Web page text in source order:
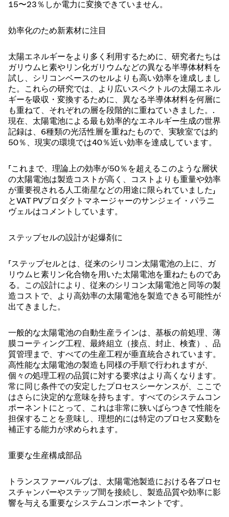
15〜23％しか電力に変換できていません。
効率化のため新素材に注目
太陽エネルギーをより多く利用するために、研究者たちは
ガリウムヒ素やリン化ガリウムなどの異なる半導体材料を
試し、シリコンベースのセルよりも高い効率を達成しまし
た。これらの研究では、より広いスペクトルの太陽エネル
ギーを吸収・変換するために、異なる半導体材料を何層に
も重ねて、それぞれの層を段階的に重ねていきました。.
現在、太陽電池による最も効率的なエネルギー生成の世界
記録は、6種類の光活性層を重ねたもので、実験室では約
50％、現実の環境では40％近い効率を達成しています。
「これまで、理論上の効率が50％を超えるこのような層状
の太陽電池は製造コストが高く、コストよりも重量や効率
が重要視される人工衛星などの用途に限られていました」
とVAT PVプロダクトマネージャーのサンジェイ・パラニ
ヴェルはコメントしています。
ステップセルの設計が起爆剤に
「ステップセルとは、従来のシリコン太陽電池の上に、ガ
リウムヒ素リン化合物を用いた太陽電池を重ねたものであ
る。この設計により、従来のシリコン太陽電池と同等の製
造コストで、より高効率の太陽電池を製造できる可能性が
出てきました。
一般的な太陽電池の自動生産ラインは、基板の前処理、薄
膜コーティング工程、最終組立（接点、封止、検査）、品
質管理まで、すべての生産工程が垂直統合されています。
高性能な太陽電池の製造も同様の手順で行われますが、
個々の処理工程の品質に対する要求はより高くなります。
常に同じ条件での安定したプロセスシーケンスが、ここで
はさらに決定的な意味を持ちます。すべてのシステムコン
ポーネントにとって、これは非常に狭いばらつきで性能を
担保することを意味し、理想的には特定のプロセス変動を
補正する能力が求められます。
重要な生産構成部品
トランスファーバルブは、太陽電池製造における各プロセ
スチャンバーやステップ間を接続し、製造品質や効率に影
響を与える重要なシステムコンポーネントです。